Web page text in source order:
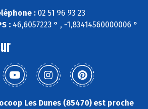
:02 51 96 93 23
: 46,6057223 ° , -1,83414560000006 °
Les Dunes (85470) est proche